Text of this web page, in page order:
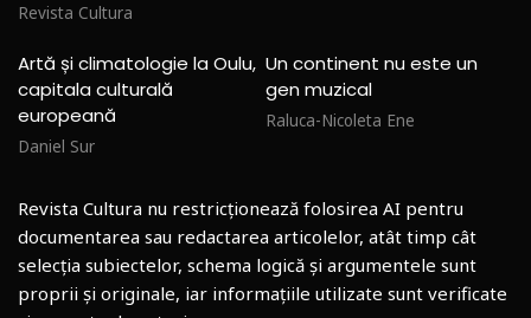
Revista Cultura
Artă și climatologie la Oulu,
capitala culturală
europeană
Daniel Sur
Un continent nu este un
gen muzical
Raluca-Nicoleta Ene
Revista Cultura nu restricționează folosirea AI pentru
documentarea sau redactarea articolelor, atât timp cât
selecția subiectelor, schema logică și argumentele sunt
proprii și originale, iar informațiile utilizate sunt verificate